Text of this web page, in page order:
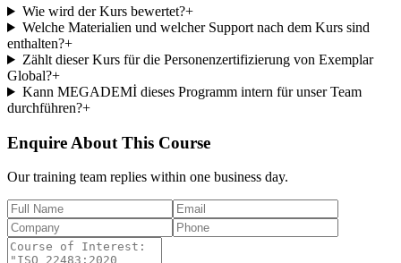
Wie wird der Kurs bewertet?+
Welche Materialien und welcher Support nach dem Kurs sind
enthalten?+
Zählt dieser Kurs für die Personenzertifizierung von Exemplar
Global?+
Kann MEGADEMİ dieses Programm intern für unser Team
durchführen?+
Enquire About This Course
Our training team replies within one business day.